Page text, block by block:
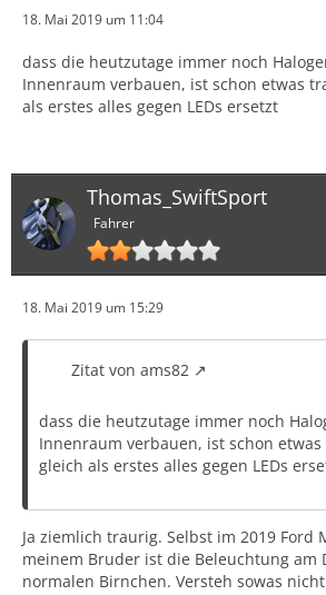
18. Mai 2019 um 11:04
dass die heutzutage immer noch
Innenraum verbauen, ist schon etwas
als erstes alles gegen LEDs ersetzt
Thomas_SwiftSport
Fahrer
18. Mai 2019 um 15:29
Zitat von ams82
dass die heutzutage immer noch
Innenraum verbauen, ist schon
gleich als erstes alles gegen LEDs
Ja ziemlich traurig. Selbst im 2019 Ford
meinem Bruder ist die Beleuchtung am
normalen Birnchen. Versteh sowas nicht